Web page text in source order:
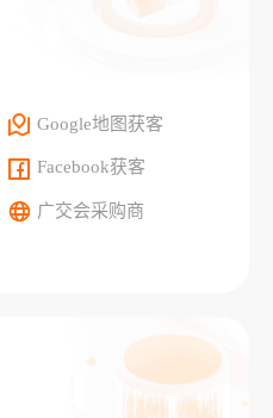
Google地图获客
Facebook获客
广交会采购商